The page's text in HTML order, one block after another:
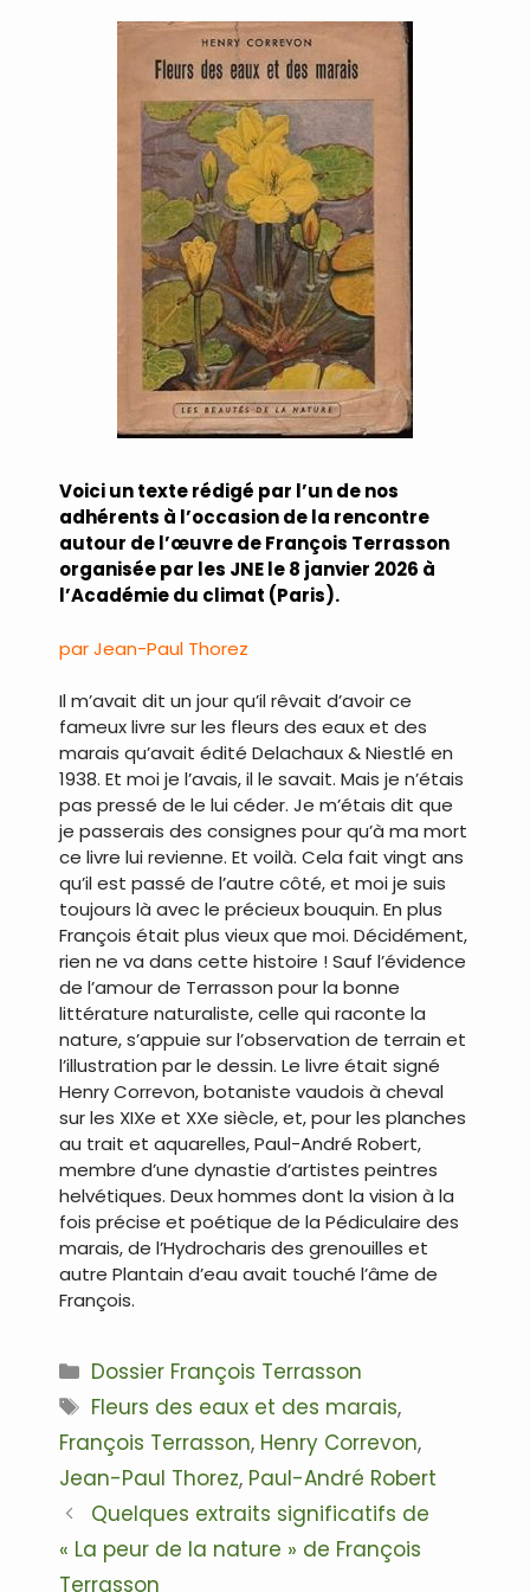
Voici un texte rédigé par l’un de nos
adhérents à l’occasion de la rencontre
autour de l’œuvre de François Terrasson
organisée par les JNE le 8 janvier 2026 à
l’Académie du climat (Paris).
par Jean-Paul Thorez
Il m’avait dit un jour qu’il rêvait d’avoir ce
fameux livre sur les fleurs des eaux et des
marais qu’avait édité Delachaux & Niestlé en
1938. Et moi je l’avais, il le savait. Mais je n’étais
pas pressé de le lui céder. Je m’étais dit que
je passerais des consignes pour qu’à ma mort
ce livre lui revienne. Et voilà. Cela fait vingt ans
qu’il est passé de l’autre côté, et moi je suis
toujours là avec le précieux bouquin. En plus
François était plus vieux que moi. Décidément,
rien ne va dans cette histoire ! Sauf l’évidence
de l’amour de Terrasson pour la bonne
littérature naturaliste, celle qui raconte la
nature, s’appuie sur l’observation de terrain et
l’illustration par le dessin. Le livre était signé
Henry Correvon, botaniste vaudois à cheval
sur les XIXe et XXe siècle, et, pour les planches
au trait et aquarelles, Paul-André Robert,
membre d’une dynastie d’artistes peintres
helvétiques. Deux hommes dont la vision à la
fois précise et poétique de la Pédiculaire des
marais, de l’Hydrocharis des grenouilles et
autre Plantain d’eau avait touché l’âme de
François.
Catégories
Dossier François Terrasson
Étiquettes
Fleurs des eaux et des marais,
François Terrasson, Henry Correvon,
Jean-Paul Thorez, Paul-André Robert
Navigation
des
articles
Quelques extraits significatifs de
« La peur de la nature » de François
Terrasson